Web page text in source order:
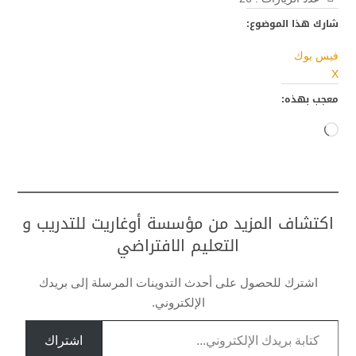
شارك هذا الموضوع:
فيس بوك
X
معجب بهذه:
جاري
اكتشاف المزيد من مؤسسة أوغاريت للتدريب و
التعليم الافتراضي
اشترك للحصول على أحدث التدوينات المرسلة إلى بريدك
الإلكتروني.
كتابة بريدك الإلكتروني...
اشتراك